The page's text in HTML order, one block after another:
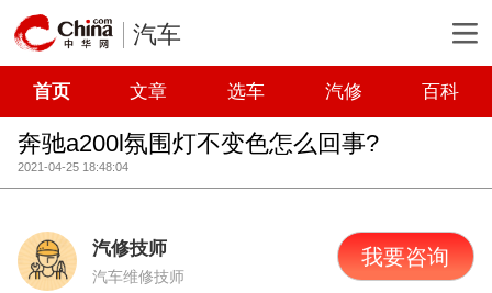
汽车
首页 文章 选车 汽修 百科
奔驰a200l氛围灯不变色怎么回事?
2021-04-25 18:48:04
汽修技师
汽车维修技师
我要咨询